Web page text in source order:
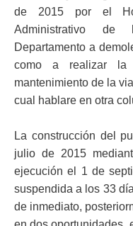
de 2015 por el
Administrativo de
Departamento a
como a realizar la
mantenimiento de la
cual hablare en otra
La construcción del
julio de 2015
ejecución el 1 de
suspendida a los 33
de inmediato,